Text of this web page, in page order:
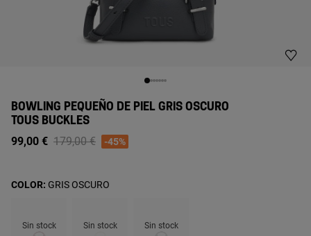
BOWLING PEQUEÑO DE PIEL GRIS OSCURO
TOUS BUCKLES
99,00 € Price reduced from
179,00 €to-45%
Sin stock Sin stock Sin stock
COLOR: GRIS OSCURO